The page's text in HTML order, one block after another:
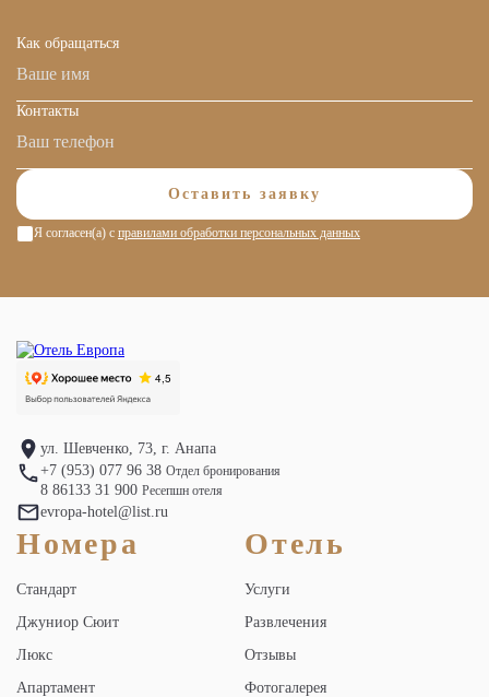
Как обращаться
Контакты
Оставить заявку
Я согласен(а) c правилами обработки персональных данных
ул. Шевченко, 73, г. Анапа
+7 (953) 077 96 38 Отдел бронирования
8 86133 31 900 Ресепшн отеля
evropa-hotel@list.ru
Номера
Стандарт
Джуниор Сюит
Люкс
Апартамент
Отель
Услуги
Развлечения
Отзывы
Фотогалерея